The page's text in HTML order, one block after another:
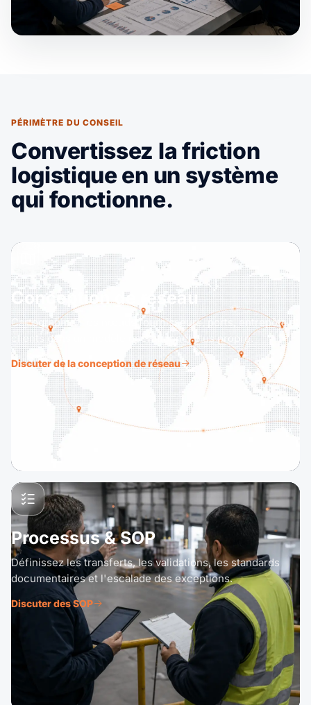
PÉRIMÈTRE DU CONSEIL
Convertissez la friction
logistique en un système
qui fonctionne.
Conception de réseau
Cartographiez les nœuds fournisseurs, ports, entrepôts et
clients dans un modèle opérationnel plus propre.
Discuter de la conception de réseau
Processus & SOP
Définissez les transferts, les validations, les standards
documentaires et l'escalade des exceptions.
Discuter des SOP